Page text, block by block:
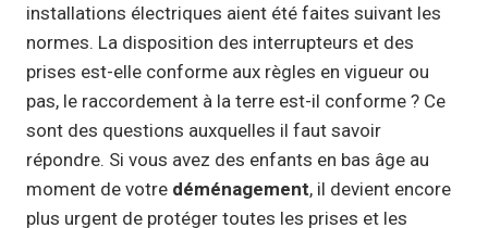
installations électriques aient été faites suivant les
normes. La disposition des interrupteurs et des
prises est-elle conforme aux règles en vigueur ou
pas, le raccordement à la terre est-il conforme ? Ce
sont des questions auxquelles il faut savoir
répondre. Si vous avez des enfants en bas âge au
moment de votre déménagement, il devient encore
plus urgent de protéger toutes les prises et les